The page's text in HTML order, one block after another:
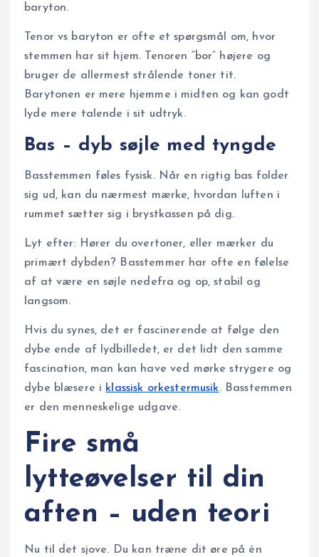
baryton.
Tenor vs baryton er ofte et spørgsmål om, hvor
stemmen har sit hjem. Tenoren “bor” højere og
bruger de allermest strålende toner tit.
Barytonen er mere hjemme i midten og kan godt
lyde mere talende i sit udtryk.
Bas – dyb søjle med tyngde
Basstemmen føles fysisk. Når en rigtig bas folder
sig ud, kan du nærmest mærke, hvordan luften i
rummet sætter sig i brystkassen på dig.
Lyt efter: Hører du overtoner, eller mærker du
primært dybden? Basstemmer har ofte en følelse
af at være en søjle nedefra og op, stabil og
langsom.
Hvis du synes, det er fascinerende at følge den
dybe ende af lydbilledet, er det lidt den samme
fascination, man kan have ved mørke strygere og
dybe blæsere i klassisk orkestermusik. Basstemmen
er den menneskelige udgave.
Fire små
lytteøvelser til din
aften – uden teori
Nu til det sjove. Du kan træne dit øre på én